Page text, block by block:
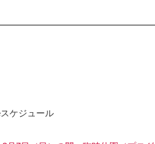
スケジュール